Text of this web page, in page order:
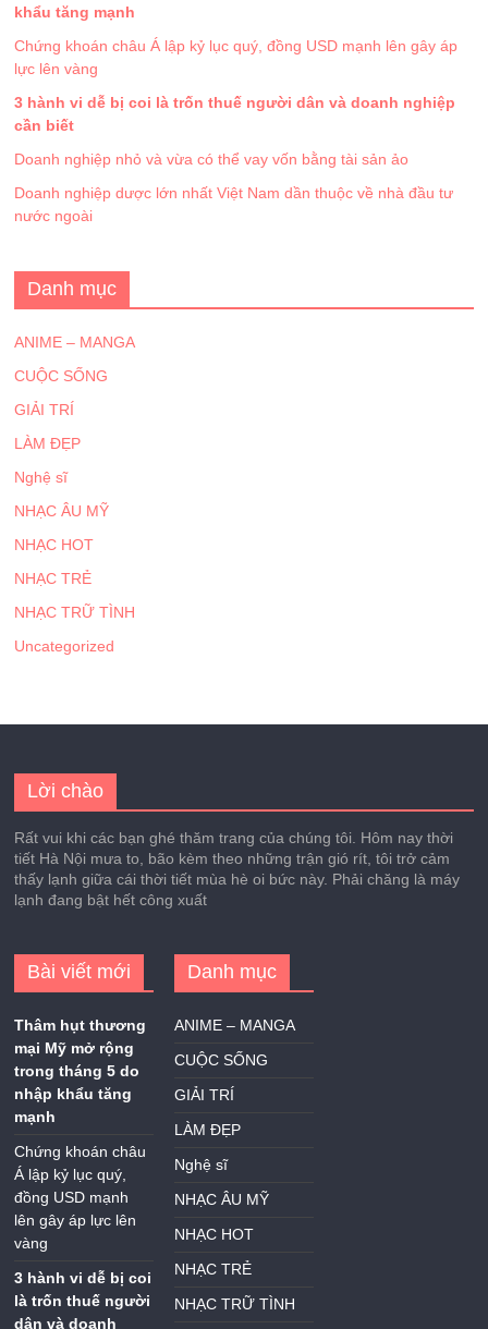
khẩu tăng mạnh
Chứng khoán châu Á lập kỷ lục quý, đồng USD mạnh lên gây áp
lực lên vàng
3 hành vi dễ bị coi là trốn thuế người dân và doanh nghiệp
cần biết
Doanh nghiệp nhỏ và vừa có thể vay vốn bằng tài sản ảo
Doanh nghiệp dược lớn nhất Việt Nam dần thuộc về nhà đầu tư
nước ngoài
Danh mục
ANIME – MANGA
CUỘC SỐNG
GIẢI TRÍ
LÀM ĐẸP
Nghệ sĩ
NHẠC ÂU MỸ
NHẠC HOT
NHẠC TRẺ
NHẠC TRỮ TÌNH
Uncategorized
Lời chào
Rất vui khi các bạn ghé thăm trang của chúng tôi. Hôm nay thời
tiết Hà Nội mưa to, bão kèm theo những trận gió rít, tôi trở cảm
thấy lạnh giữa cái thời tiết mùa hè oi bức này. Phải chăng là máy
lạnh đang bật hết công xuất
Bài viết mới
Thâm hụt thương
mại Mỹ mở rộng
trong tháng 5 do
nhập khẩu tăng
mạnh
Chứng khoán châu
Á lập kỷ lục quý,
đồng USD mạnh
lên gây áp lực lên
vàng
3 hành vi dễ bị coi
là trốn thuế người
dân và doanh
Danh mục
ANIME – MANGA
CUỘC SỐNG
GIẢI TRÍ
LÀM ĐẸP
Nghệ sĩ
NHẠC ÂU MỸ
NHẠC HOT
NHẠC TRẺ
NHẠC TRỮ TÌNH